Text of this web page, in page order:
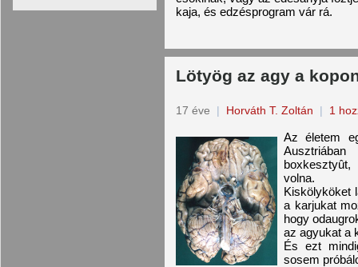
kaja, és edzésprogram vár rá.
Lötyög az agy a
17 éve | Horváth T. Zoltán | 1
Az életem
boxkesztyût,
volna.
Kiskölyköket
a karjukat
hogy
az agyukat a
És ezt
sosem